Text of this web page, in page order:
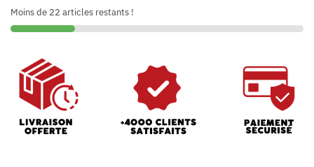
Moins de 22 articles restants !